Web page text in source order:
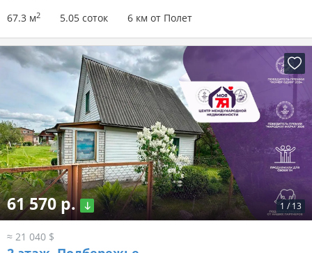
67.3 м2 5.05 соток 6 км от Полет
1 / 13
61 570 р.
≈ 21 040 $